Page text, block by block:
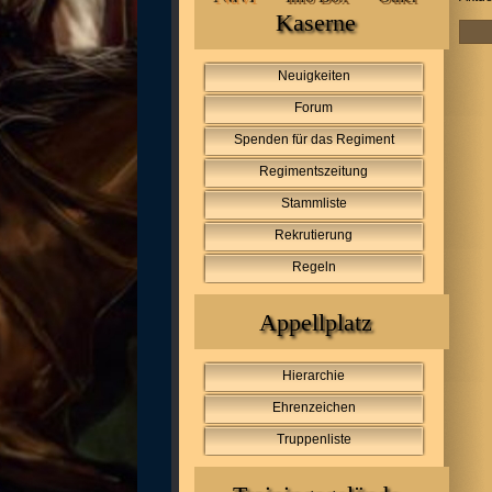
Kaserne
Neuigkeiten
Forum
Spenden für das Regiment
Regimentszeitung
Stammliste
Rekrutierung
Regeln
Appellplatz
Hierarchie
Ehrenzeichen
Truppenliste